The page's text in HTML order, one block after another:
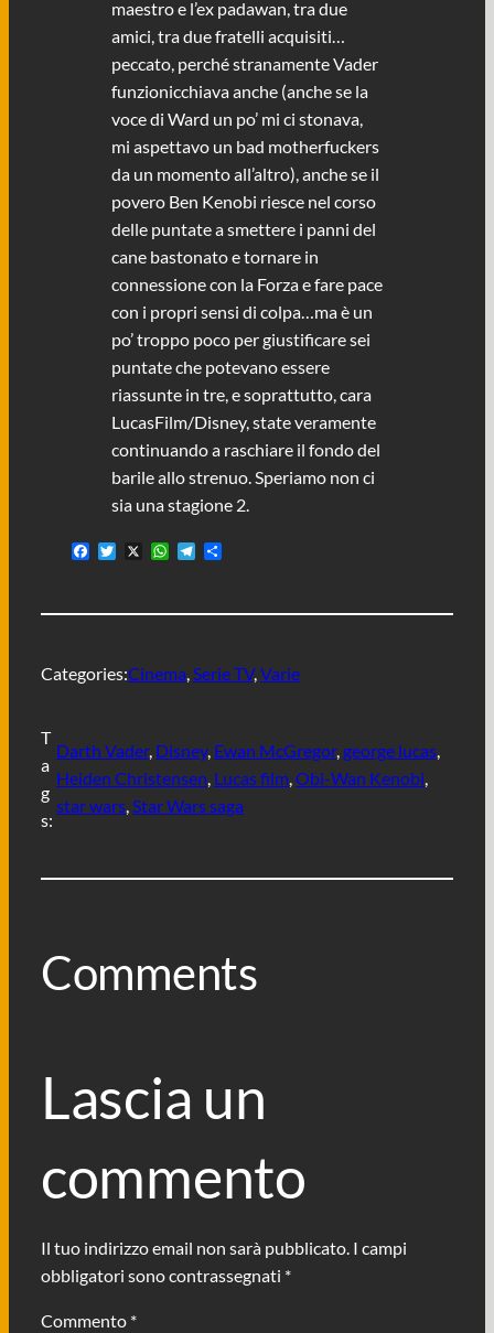
maestro e l’ex padawan, tra due
amici, tra due fratelli acquisiti…
peccato, perché stranamente Vader
funzionicchiava anche (anche se la
voce di Ward un po’ mi ci stonava,
mi aspettavo un bad motherfuckers
da un momento all’altro), anche se il
povero Ben Kenobi riesce nel corso
delle puntate a smettere i panni del
cane bastonato e tornare in
connessione con la Forza e fare pace
con i propri sensi di colpa…ma è un
po’ troppo poco per giustificare sei
puntate che potevano essere
riassunte in tre, e soprattutto, cara
LucasFilm/Disney, state veramente
continuando a raschiare il fondo del
barile allo strenuo. Speriamo non ci
sia una stagione 2.
F
b
k
T
t
X
W
s
p
T
g
m
C
i
d
Categories:Cinema, Serie TV, Varie
T
a
g
s:
Darth Vader, Disney, Ewan McGregor, george lucas
Heiden Christensen, Lucas film, Obi-Wan Kenobi
star wars, Star Wars saga
Comments
Lascia un
commento
Il tuo indirizzo email non sarà pubblicato. I campi
obbligatori sono contrassegnati *
Commento *